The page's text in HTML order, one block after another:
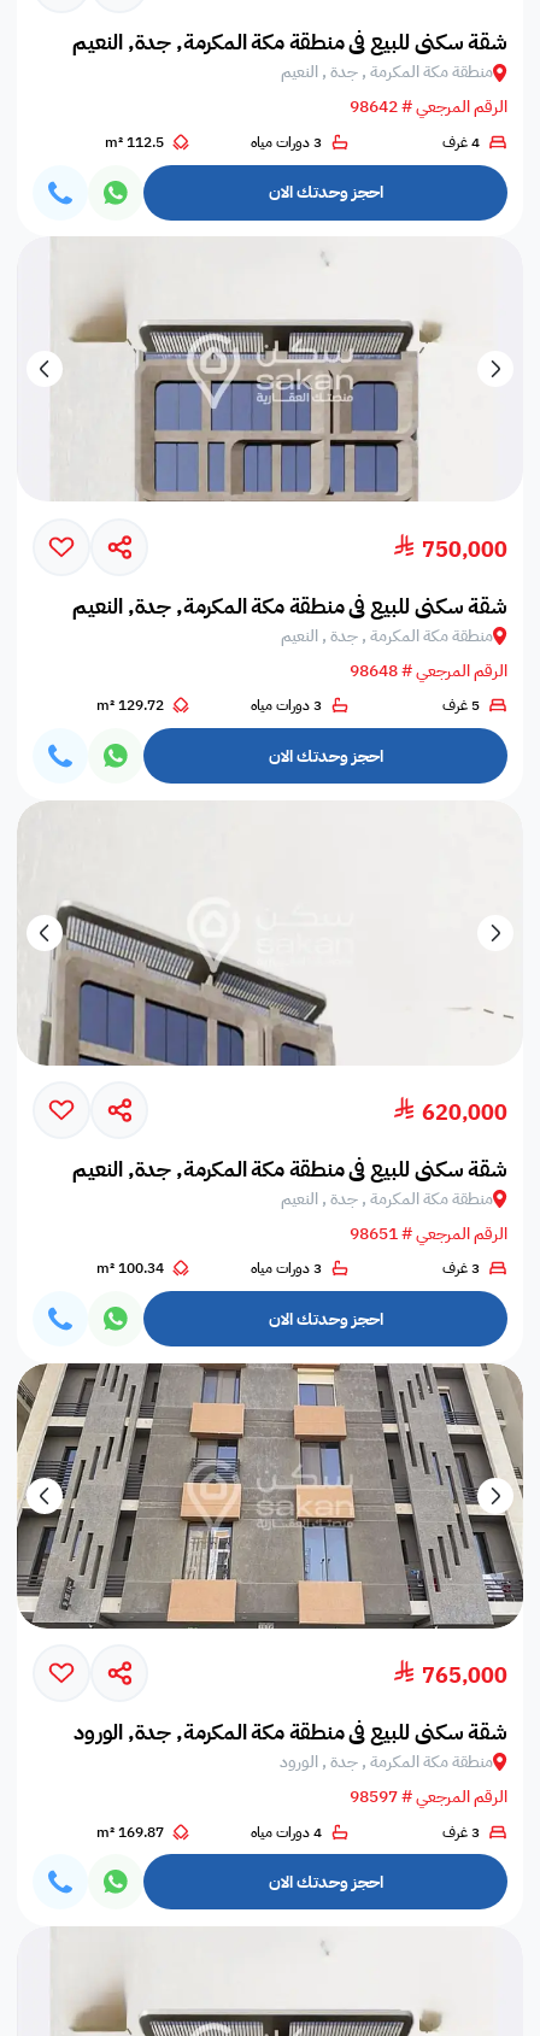
شقة سكني للبيع في منطقة مكة المكرمة, جدة, النعيم
منطقة مكة المكرمة , جدة , النعيم
الرقم المرجعي # 98642
4 غرف 3 دورات مياه 112.5 m²
احجز وحدتك الان
750,000
شقة سكني للبيع في منطقة مكة المكرمة, جدة, النعيم
منطقة مكة المكرمة , جدة , النعيم
الرقم المرجعي # 98648
5 غرف 3 دورات مياه 129.72 m²
احجز وحدتك الان
620,000
شقة سكني للبيع في منطقة مكة المكرمة, جدة, النعيم
منطقة مكة المكرمة , جدة , النعيم
الرقم المرجعي # 98651
3 غرف 3 دورات مياه 100.34 m²
احجز وحدتك الان
765,000
شقة سكني للبيع في منطقة مكة المكرمة, جدة, الورود
منطقة مكة المكرمة , جدة , الورود
الرقم المرجعي # 98597
3 غرف 4 دورات مياه 169.87 m²
احجز وحدتك الان